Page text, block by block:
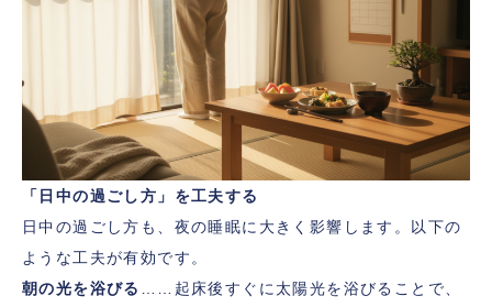
「日中の過ごし方」を工夫する
日中の過ごし方も、夜の睡眠に大きく影響します。以下の
ような工夫が有効です。
朝の光を浴びる
……起床後すぐに太陽光を浴びることで、